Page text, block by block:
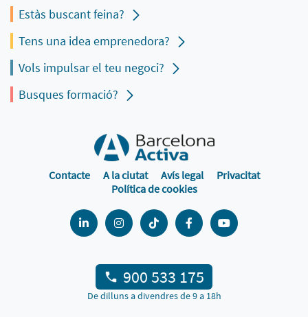
Estàs buscant feina?
Tens una idea emprenedora?
Vols impulsar el teu negoci?
Busques formació?
Contacte A la ciutat Avís legal
Privacitat
Política de cookies
900 533 175
De dilluns a divendres de 9 a 18h